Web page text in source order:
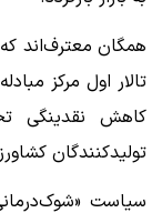
همگان معترف‌اند
تالار اول مرکز
کاهش نقدینگی
تولیدکنندگان
سیاست